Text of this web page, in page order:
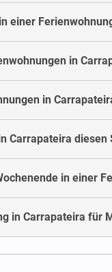
einer
in
in
Carrapateira diesen
in einer
in Carrapateira für